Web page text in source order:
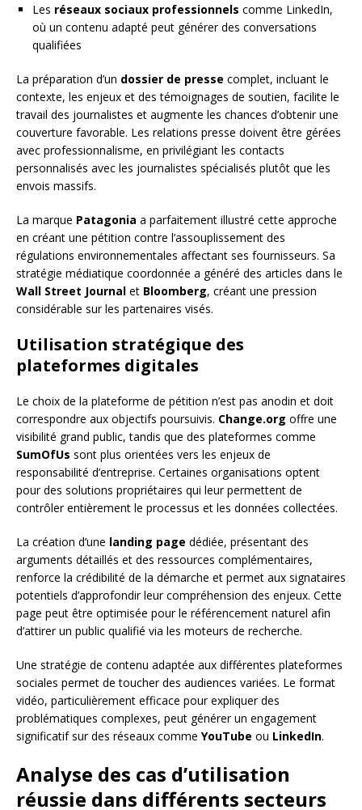
Les réseaux sociaux professionnels comme LinkedIn,
où un contenu adapté peut générer des conversations
qualifiées
La préparation d’un dossier de presse complet, incluant le
contexte, les enjeux et des témoignages de soutien, facilite le
travail des journalistes et augmente les chances d’obtenir une
couverture favorable. Les relations presse doivent être gérées
avec professionnalisme, en privilégiant les contacts
personnalisés avec les journalistes spécialisés plutôt que les
envois massifs.
La marque Patagonia a parfaitement illustré cette approche
en créant une pétition contre l’assouplissement des
régulations environnementales affectant ses fournisseurs. Sa
stratégie médiatique coordonnée a généré des articles dans le
Wall Street Journal et Bloomberg, créant une pression
considérable sur les partenaires visés.
Utilisation stratégique des
plateformes digitales
Le choix de la plateforme de pétition n’est pas anodin et doit
correspondre aux objectifs poursuivis. Change.org offre une
visibilité grand public, tandis que des plateformes comme
SumOfUs sont plus orientées vers les enjeux de
responsabilité d’entreprise. Certaines organisations optent
pour des solutions propriétaires qui leur permettent de
contrôler entièrement le processus et les données collectées.
La création d’une landing page dédiée, présentant des
arguments détaillés et des ressources complémentaires,
renforce la crédibilité de la démarche et permet aux signataires
potentiels d’approfondir leur compréhension des enjeux. Cette
page peut être optimisée pour le référencement naturel afin
d’attirer un public qualifié via les moteurs de recherche.
Une stratégie de contenu adaptée aux différentes plateformes
sociales permet de toucher des audiences variées. Le format
vidéo, particulièrement efficace pour expliquer des
problématiques complexes, peut générer un engagement
significatif sur des réseaux comme YouTube ou LinkedIn.
Analyse des cas d’utilisation
réussie dans différents secteurs